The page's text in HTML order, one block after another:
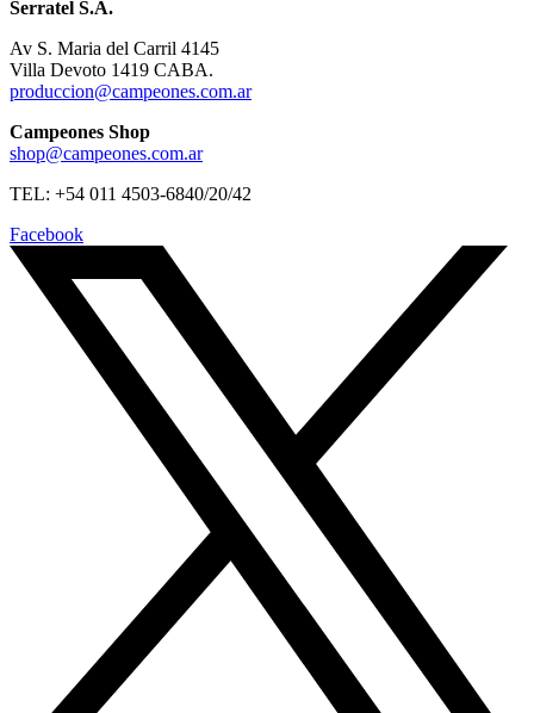
Serratel S.A.
Av S. Maria del Carril 4145
Villa Devoto 1419 CABA.
produccion@campeones.com.ar
Campeones Shop
shop@campeones.com.ar
TEL: +54 011 4503-6840/20/42
Facebook